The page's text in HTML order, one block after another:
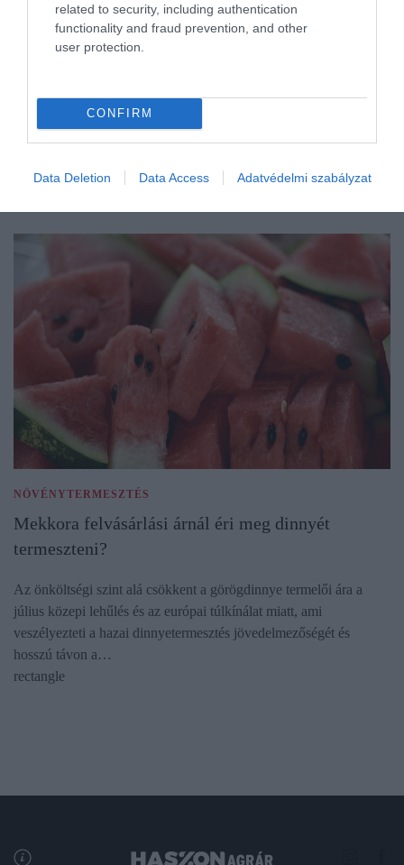
related to security, including authentication
functionality and fraud prevention, and other
user protection.
CONFIRM
Data Deletion Data Access Adatvédelmi szabályzat
NÖVÉNYTERMESZTÉS
Mekkora felvásárlási árnál éri meg dinnyét
termeszteni?
Az önköltségi szint alá csökkent a görögdinnye termelői ára a
július közepi lehűlés és az európai túlkínálat miatt, ami
veszélyezteti a hazai dinnyetermesztés jövedelmezőségét és
hosszú távon a…
rectangle